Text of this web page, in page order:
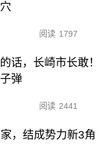
阅读 1797
话，长崎市长敢！
弹
阅读 2441
，结成势力新3角